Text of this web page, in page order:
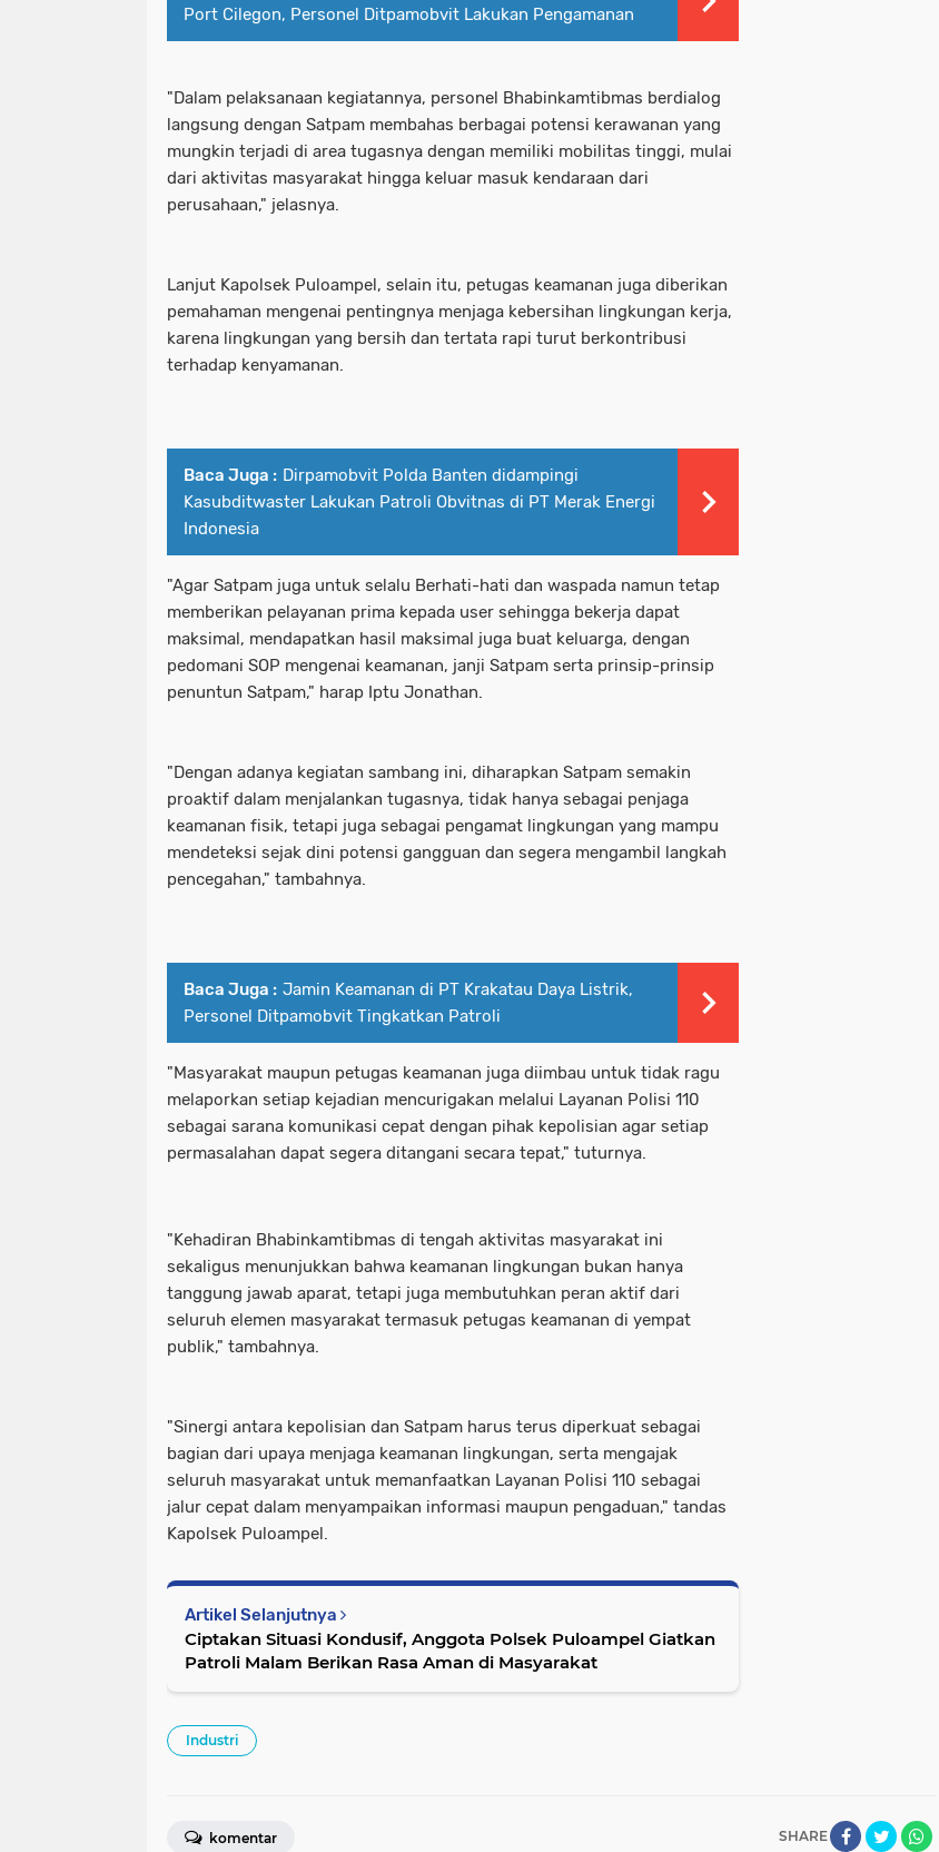
Port Cilegon, Personel Ditpamobvit Lakukan Pengamanan
"Dalam pelaksanaan kegiatannya, personel Bhabinkamtibmas berdialog
langsung dengan Satpam membahas berbagai potensi kerawanan yang
mungkin terjadi di area tugasnya dengan memiliki mobilitas tinggi, mulai
dari aktivitas masyarakat hingga keluar masuk kendaraan dari
perusahaan," jelasnya.
Lanjut Kapolsek Puloampel, selain itu, petugas keamanan juga diberikan
pemahaman mengenai pentingnya menjaga kebersihan lingkungan kerja,
karena lingkungan yang bersih dan tertata rapi turut berkontribusi
terhadap kenyamanan.
Baca Juga : Dirpamobvit Polda Banten didampingi
Kasubditwaster Lakukan Patroli Obvitnas di PT Merak Energi
Indonesia
"Agar Satpam juga untuk selalu Berhati-hati dan waspada namun tetap
memberikan pelayanan prima kepada user sehingga bekerja dapat
maksimal, mendapatkan hasil maksimal juga buat keluarga, dengan
pedomani SOP mengenai keamanan, janji Satpam serta prinsip-prinsip
penuntun Satpam," harap Iptu Jonathan.
"Dengan adanya kegiatan sambang ini, diharapkan Satpam semakin
proaktif dalam menjalankan tugasnya, tidak hanya sebagai penjaga
keamanan fisik, tetapi juga sebagai pengamat lingkungan yang mampu
mendeteksi sejak dini potensi gangguan dan segera mengambil langkah
pencegahan," tambahnya.
Baca Juga : Jamin Keamanan di PT Krakatau Daya Listrik,
Personel Ditpamobvit Tingkatkan Patroli
"Masyarakat maupun petugas keamanan juga diimbau untuk tidak ragu
melaporkan setiap kejadian mencurigakan melalui Layanan Polisi 110
sebagai sarana komunikasi cepat dengan pihak kepolisian agar setiap
permasalahan dapat segera ditangani secara tepat," tuturnya.
"Kehadiran Bhabinkamtibmas di tengah aktivitas masyarakat ini
sekaligus menunjukkan bahwa keamanan lingkungan bukan hanya
tanggung jawab aparat, tetapi juga membutuhkan peran aktif dari
seluruh elemen masyarakat termasuk petugas keamanan di yempat
publik," tambahnya.
"Sinergi antara kepolisian dan Satpam harus terus diperkuat sebagai
bagian dari upaya menjaga keamanan lingkungan, serta mengajak
seluruh masyarakat untuk memanfaatkan Layanan Polisi 110 sebagai
jalur cepat dalam menyampaikan informasi maupun pengaduan," tandas
Kapolsek Puloampel.
Artikel Selanjutnya
Ciptakan Situasi Kondusif, Anggota Polsek Puloampel Giatkan
Patroli Malam Berikan Rasa Aman di Masyarakat
Industri
SHARE
komentar